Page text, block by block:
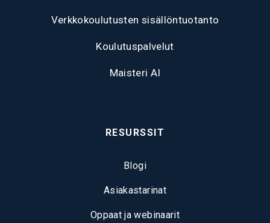
Verkkokoulutusten sisällöntuotanto
Koulutuspalvelut
Maisteri AI
RESURSSIT
Blogi
Asiakastarinat
Oppaat ja webinaarit